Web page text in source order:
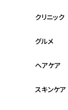
クリニック
グルメ
ヘアケア
スキンケア